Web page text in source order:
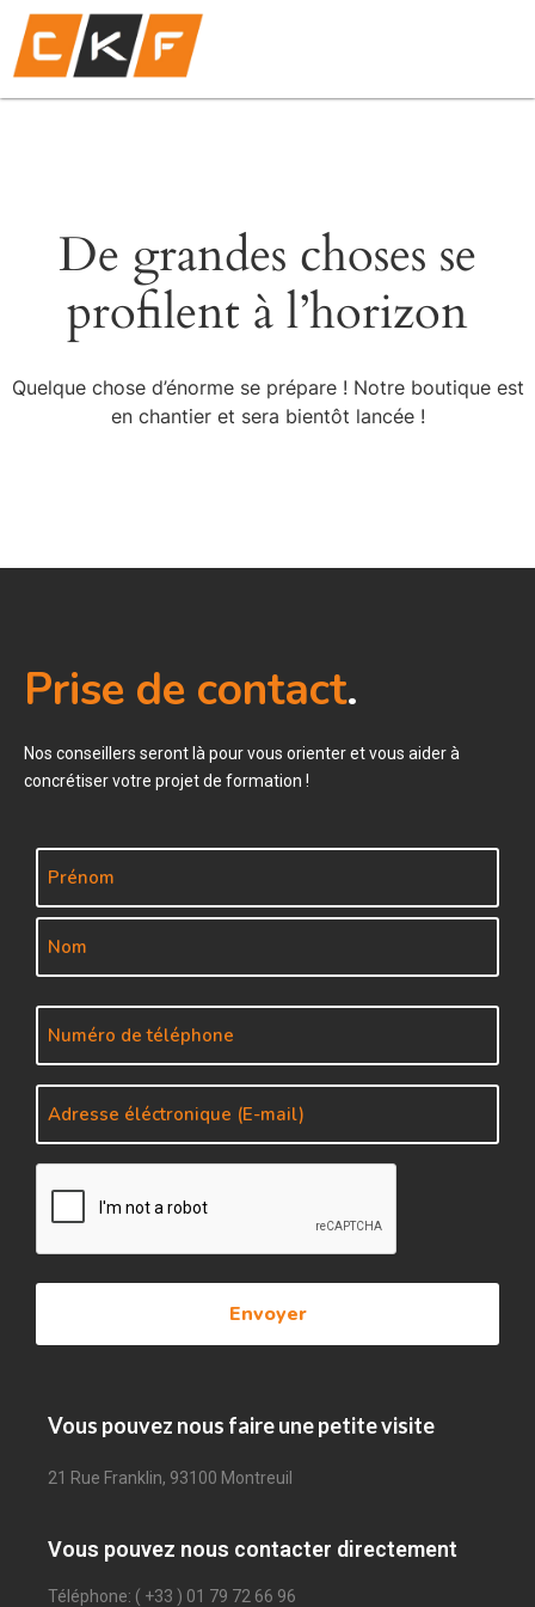
De grandes choses se
profilent à l’horizon
Quelque chose d’énorme se prépare ! Notre boutique est
en chantier et sera bientôt lancée !
Prise de contact
.
Nos conseillers seront là pour vous orienter et vous aider à
concrétiser votre projet de formation !
Vous pouvez nous faire une petite visite
21 Rue Franklin, 93100 Montreuil
Vous pouvez nous contacter directement
Téléphone: ( +33 ) 01 79 72 66 96